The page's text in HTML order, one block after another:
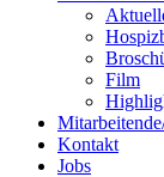
Film
Kontakt
Jobs